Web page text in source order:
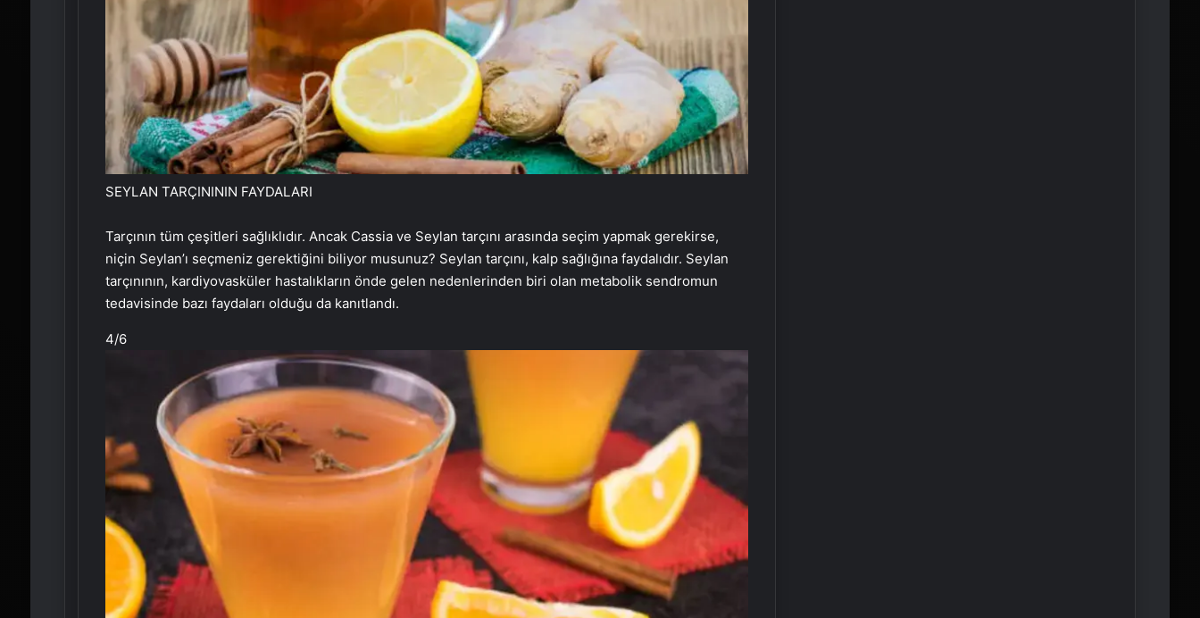
SEYLAN TARÇINININ FAYDALARI
Tarçının tüm çeşitleri sağlıklıdır. Ancak Cassia ve Seylan tarçını arasında seçim yapmak gerekirse,
niçin Seylan’ı seçmeniz gerektiğini biliyor musunuz? Seylan tarçını, kalp sağlığına faydalıdır. Seylan
tarçınının, kardiyovasküler hastalıkların önde gelen nedenlerinden biri olan metabolik sendromun
tedavisinde bazı faydaları olduğu da kanıtlandı.
4/6